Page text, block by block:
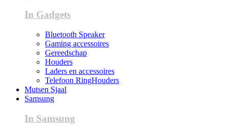
In Gadgets
Bluetooth Speaker
Gaming accessoires
Gereedschap
Houders
Laders en accessoires
Telefoon RingHouders
Mutsen Sjaal
Samsung
In Samsung